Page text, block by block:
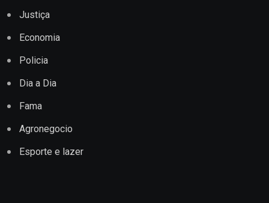
Justiça
Economia
Policia
Dia a Dia
Fama
Agronegocio
Esporte e lazer